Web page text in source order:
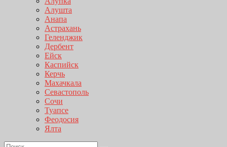
Алушта
Анапа
Астрахань
Геленджик
Дербент
Ейск
Каспийск
Керчь
Махачкала
Севастополь
Сочи
Туапсе
Феодосия
Ялта